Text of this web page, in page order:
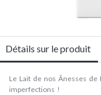
Détails sur le produit
Le Lait de nos Ânesses
imperfections !